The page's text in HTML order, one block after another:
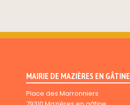
MAIRIE DE MAZIÈRES EN GÂTINE
Place des Marronniers